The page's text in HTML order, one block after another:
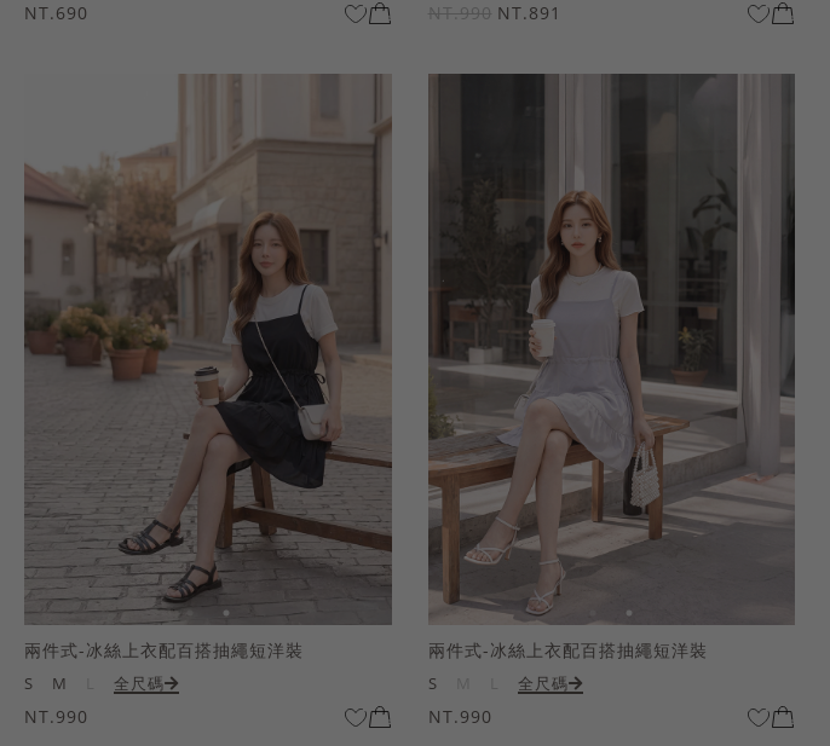
NT.690 NT.990 NT.891
兩件式-冰絲上衣配百搭抽繩短洋裝
S M 全尺碼
NT.990
兩件式-冰絲上衣配百搭抽繩短洋裝
S 全尺碼
NT.990